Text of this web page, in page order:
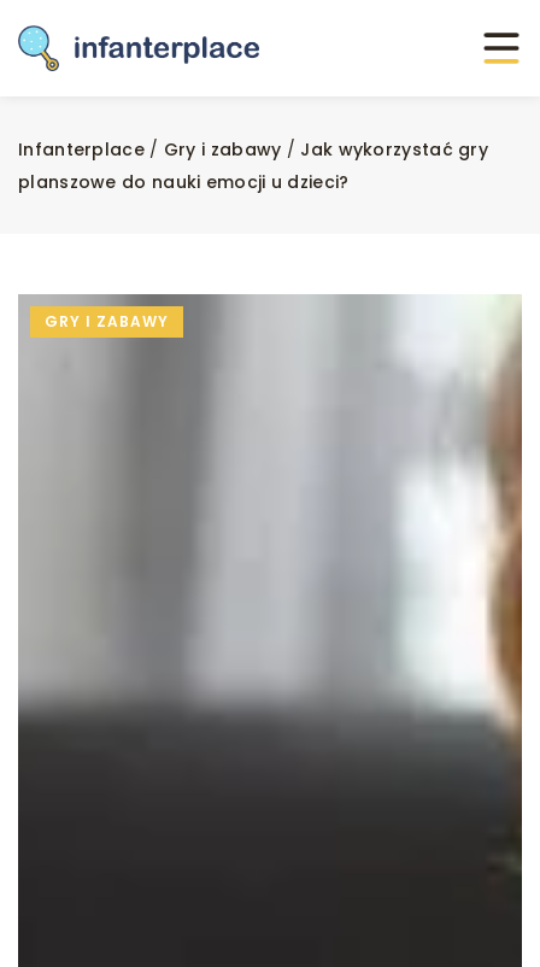
Infanterplace/ Gry i zabawy / Jak wykorzystać gry
planszowe do nauki emocji u dzieci?
GRY I ZABAWY